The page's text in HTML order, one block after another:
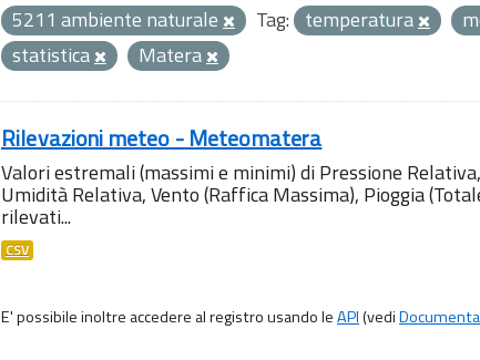
5211 ambiente naturale
Tag: temperatura
statistica
Matera
Rilevazioni meteo - Meteomatera
Valori estremali (massimi e minimi) di Pressione
Umidità Relativa, Vento (Raffica Massima), Pioggia
rilevati...
CSV
E' possibile inoltre accedere al registro usando leAPI(vedi